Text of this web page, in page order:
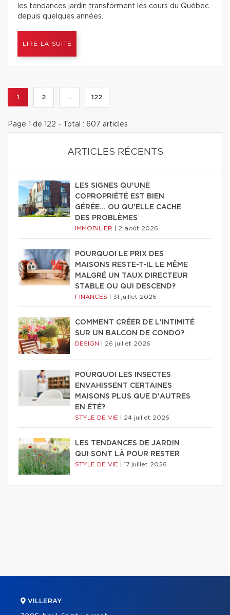
les tendances jardin transforment les cours du Québec
depuis quelques années.
LIRE LA SUITE
1 2 ... 122
Page 1 de 122 - Total : 607 articles
ARTICLES RÉCENTS
LES SIGNES QU'UNE
COPROPRIÉTÉ EST BIEN
GÉRÉE… OU QU'ELLE CACHE
DES PROBLÈMES
IMMOBILIER 2 août 2026
POURQUOI LE PRIX DES
MAISONS RESTE-T-IL LE MÊME
MALGRÉ UN TAUX DIRECTEUR
STABLE OU QUI DESCEND?
FINANCES 31 juillet 2026
COMMENT CRÉER DE L'INTIMITÉ
SUR UN BALCON DE CONDO?
DESIGN 26 juillet 2026
POURQUOI LES INSECTES
ENVAHISSENT CERTAINES
MAISONS PLUS QUE D'AUTRES
EN ÉTÉ?
STYLE DE VIE 24 juillet 2026
LES TENDANCES DE JARDIN
QUI SONT LÀ POUR RESTER
STYLE DE VIE 17 juillet 2026
VILLERAY